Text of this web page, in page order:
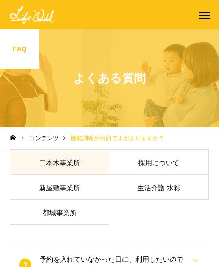
よくある質問
FAQ
コンテンツ 機能訓練が目的ですがありますか？
二本木事業所 採用について
新屋敷事業所 生活介護 水彩
都城事業所
予約を入れていなかった日に、利用したいので